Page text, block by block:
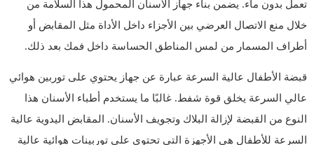
تعمل بدون ماء. يضمن بناء جهاز الأسنان المحمول هذا السلامة من
خلال منع الاتصال العرضي بين الأجزاء داخل الأداة مثل المقابض أو
أطراف المسمار من لمس المناطق الحساسة داخل فمك بعد ذلك.
قبضة الأطفال عالية السرعة عبارة عن جهاز يحتوي على توربين هوائي
عالي السرعة يخلق قوة شفط. غالبًا ما يستخدم أطباء الأسنان هذا
النوع من القبضة لإزالة البلاك وتجويف الأسنان. المقابض اليدوية عالية
السرعة للأطفال هي الأجهزة التي تحتوي على توربينات هوائية عالية